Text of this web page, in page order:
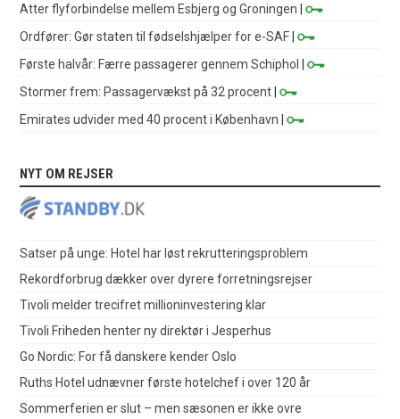
Atter flyforbindelse mellem Esbjerg og Groningen |
Ordfører: Gør staten til fødselshjælper for e-SAF |
Første halvår: Færre passagerer gennem Schiphol
|
Stormer frem: Passagervækst på 32 procent |
Emirates udvider med 40 procent i København |
NYT OM REJSER
Satser på unge: Hotel har løst rekrutteringsproblem
Rekordforbrug dækker over dyrere forretningsrejser
Tivoli melder trecifret millioninvestering klar
Tivoli Friheden henter ny direktør i Jesperhus
Go Nordic: For få danskere kender Oslo
Ruths Hotel udnævner første hotelchef i over 120 år
Sommerferien er slut – men sæsonen er ikke ovre